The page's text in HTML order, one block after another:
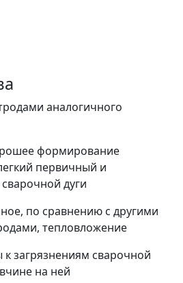
аналогичного
формирование
первичный и
дуги
по сравнению с другими
тепловложение
к загрязнениям сварочной
на ней